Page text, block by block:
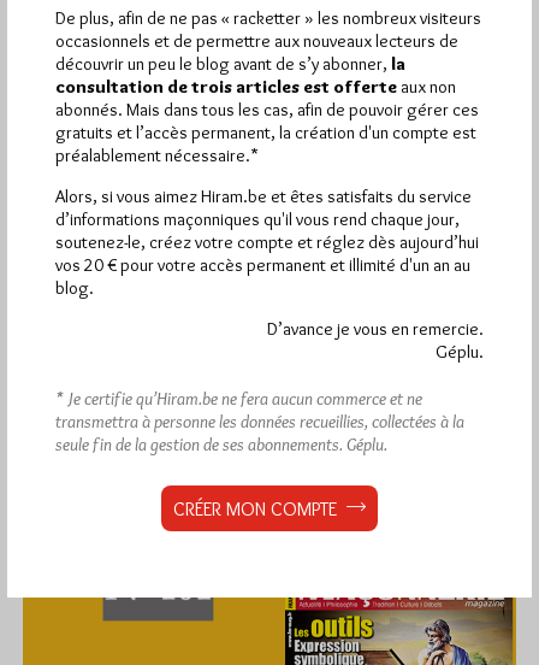
Quels sont les articles les plus lus du blog ?
Abonnement aux Newsletters - RSS
De plus, afin de ne pas « racketter » les nombreux visiteurs
occasionnels et de permettre aux nouveaux lecteurs de
découvrir un peu le blog avant de s’y abonner, la
consultation de trois articles est offerte aux non
abonnés. Mais dans tous les cas, afin de pouvoir gérer ces
gratuits et l’accès permanent, la création d'un compte est
préalablement nécessaire.*
Alors, si vous aimez Hiram.be et êtes satisfaits du service
d’informations maçonniques qu'il vous rend chaque jour,
soutenez-le, créez votre compte et réglez dès aujourd’hui
vos 20 € pour votre accès permanent et illimité d'un an au
blog.
D’avance je vous en remercie.
Géplu.
* Je certifie qu’Hiram.be ne fera aucun commerce et ne
transmettra à personne les données recueillies, collectées à la
seule fin de la gestion de ses abonnements. Géplu.
CRÉER MON COMPTE